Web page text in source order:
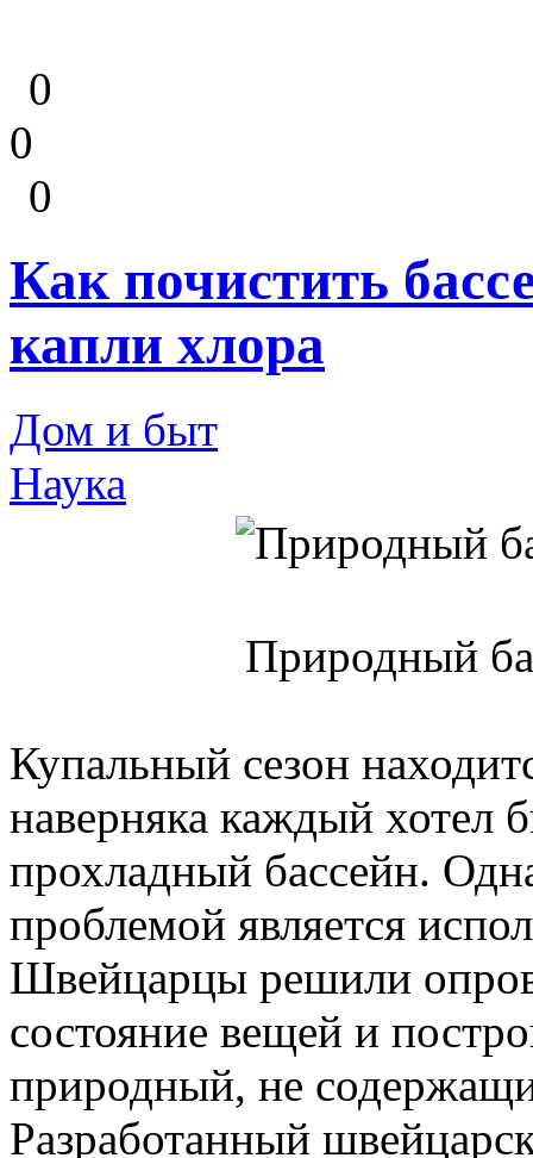
0
0
0
Как почистить
капли хлора
Дом и быт
Наука
Природный
Купальный сезон
наверняка каждый хотел
прохладный бассейн.
проблемой является
Швейцарцы решили
состояние вещей и
природный, не
Разработанный